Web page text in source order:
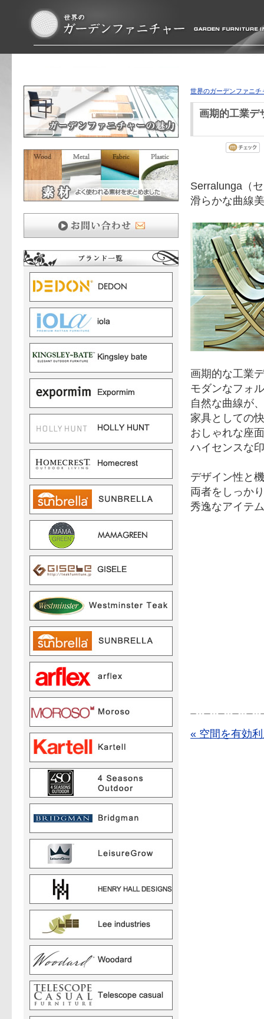
世界のガーデンファニチ
画期的工業デ
Serralunga（
滑らかな曲線
画期的な工業
モダンなフォ
自然な曲線が
家具としての
おしゃれな座
ハイセンスな
デザイン性と
両者をしっか
秀逸なアイテ
« 空間を有効